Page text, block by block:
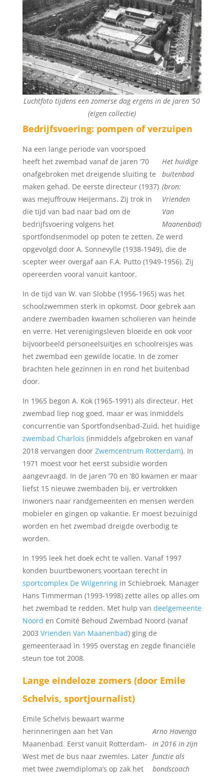
Luchtfoto tijdens een zomerse dag ergens in de jaren ’50
(eigen collectie)
Bedrijfsvoering: pompen of verzuipen
Het huidige
buitenbad
(bron:
Vrienden
Van
Maanenbad)
Na een lange periode van voorspoed
heeft het zwembad vanaf de jaren ’70
onafgebroken met dreigende sluiting te
maken gehad. De eerste directeur (1937)
was mejuffrouw Heijermans. Zij trok in
die tijd van bad naar bad om de
bedrijfsvoering volgens het
sportfondsenmodel op poten te zetten. Ze werd
opgevolgd door A. Sonnevylle (1938-1949), die de
scepter weer overgaf aan F.A. Putto (1949-1956). Zij
opereerden vooral vanuit kantoor.
In de tijd van W. van Slobbe (1956-1965) was het
schoolzwemmen sterk in opkomst. Door gebrek aan
andere zwembaden kwamen scholieren van heinde
en verre. Het verenigingsleven bloeide en ook voor
bijvoorbeeld personeelsuitjes en schoolreisjes was
het zwembad een gewilde locatie. In de zomer
brachten hele gezinnen in en rond het buitenbad
door.
In 1965 begon A. Kok (1965-1991) als directeur. Het
zwembad liep nog goed, maar er was inmiddels
concurrentie van Sportfondsenbad-Zuid, het huidige
zwembad Charlois (inmiddels afgebroken en vanaf
2018 vervangen door Zwemcentrum Rotterdam). In
1971 moest voor het eerst subsidie worden
aangevraagd. In de jaren ’70 en ’80 kwamen er maar
liefst 15 nieuwe zwembaden bij, er vertrokken
inwoners naar randgemeenten en mensen werden
mobieler en gingen op vakantie. Er moest bezuinigd
worden en het zwembad dreigde overbodig te
worden.
In 1995 leek het doek echt te vallen. Vanaf 1997
konden buurtbewoners voortaan terecht in
sportcomplex De Wilgenringin Schiebroek. Manager
Hans Timmerman (1993-1998) zette alles op alles om
het zwembad te redden. Met hulp van deelgemeente
Noord en Comité Behoud Zwembad Noord (vanaf
2003 Vrienden Van Maanenbad) ging de
gemeenteraad in 1995 overstag en zegde financiële
steun toe tot 2008.
Lange eindeloze zomers (door Emile
Schelvis, sportjournalist)
Arno Havenga
in 2016 in zijn
functie als
bondscoach
Emile Schelvis bewaart warme
herinneringen aan het Van
Maanenbad. Eerst vanuit Rotterdam-
West met de bus naar zwemles. Later
met twee zwemdiploma’s op zak het